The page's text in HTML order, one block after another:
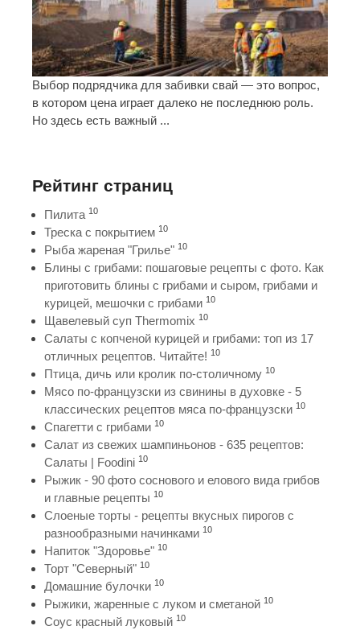
Выбор подрядчика для забивки свай — это вопрос,
в котором цена играет далеко не последнюю роль.
Но здесь есть важный ...
Рейтинг страниц
Пилита 10
Треска с покрытием 10
Рыба жареная "Грилье" 10
Блины с грибами: пошаговые рецепты с фото. Как
приготовить блины с грибами и сыром, грибами и
курицей, мешочки с грибами 10
Щавелевый суп Thermomix 10
Салаты с копченой курицей и грибами: топ из 17
отличных рецептов. Читайте! 10
Птица, дичь или кролик по-столичному 10
Мясо по-французски из свинины в духовке - 5
классических рецептов мяса по-французски 10
Спагетти с грибами 10
Салат из свежих шампиньонов - 635 рецептов:
Салаты | Foodini 10
Рыжик - 90 фото соснового и елового вида грибов
и главные рецепты 10
Слоеные торты - рецепты вкусных пирогов с
разнообразными начинками 10
Напиток "Здоровье" 10
Торт "Северный" 10
Домашние булочки 10
Рыжики, жаренные с луком и сметаной 10
Соус красный луковый 10